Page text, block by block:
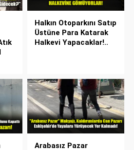
Halkın Otoparkını Satıp
Üstüne Para Katarak
Halkevi Yapacaklar!..
Arabasız Pazar